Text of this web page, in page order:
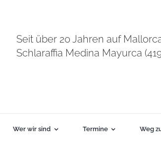
Seit über 20 Jahren auf
Schlaraffia Medina Mayurca
Wer wir sind Termine Weg